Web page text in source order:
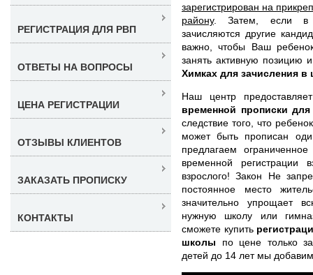
зарегистрирован на
району. Затем, если в
зачисляются другие
важно, чтобы Ваш
занять активную позицию
Химках для зачисления в
Наш центр
временной прописки
следствие того, что
может быть прописан
предлагаем
временной регистрации
взрослого! Закон Не
постоянное место
значительно упрощает
нужную школу или
сможете купить
школы по цене только
детей до 14 лет мы
РЕГИСТРАЦИЯ ДЛЯ РВП
ОТВЕТЫ НА ВОПРОСЫ
ЦЕНА РЕГИСТРАЦИИ
ОТЗЫВЫ КЛИЕНТОВ
ЗАКАЗАТЬ ПРОПИСКУ
КОНТАКТЫ